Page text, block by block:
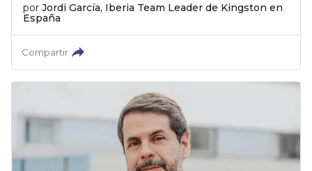
por Jordi García, Iberia Team Leader de Kingston en
España
Compartir